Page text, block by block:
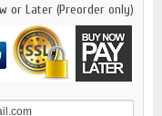
or Later (Preorder only)